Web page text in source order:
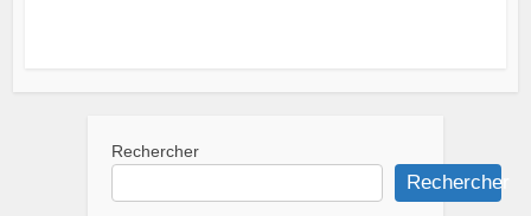
Rechercher
Rechercher